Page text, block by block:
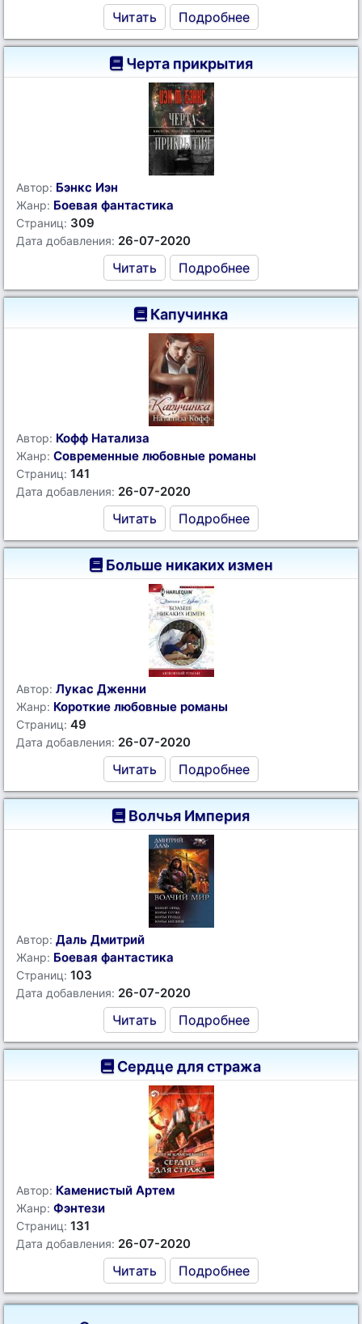
Читать Подробнее
Черта прикрытия
Автор: Бэнкс Иэн
Жанр: Боевая фантастика
Страниц: 309
Дата добавления: 26-07-2020
Читать Подробнее
Капучинка
Автор: Кофф Натализа
Жанр: Современные любовные романы
Страниц: 141
Дата добавления: 26-07-2020
Читать Подробнее
Больше никаких измен
Автор: Лукас Дженни
Жанр: Короткие любовные романы
Страниц: 49
Дата добавления: 26-07-2020
Читать Подробнее
Волчья Империя
Автор: Даль Дмитрий
Жанр: Боевая фантастика
Страниц: 103
Дата добавления: 26-07-2020
Читать Подробнее
Сердце для стража
Автор: Каменистый Артем
Жанр: Фэнтези
Страниц: 131
Дата добавления: 26-07-2020
Читать Подробнее